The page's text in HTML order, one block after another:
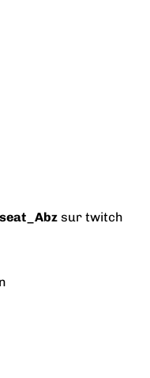
sur twitch